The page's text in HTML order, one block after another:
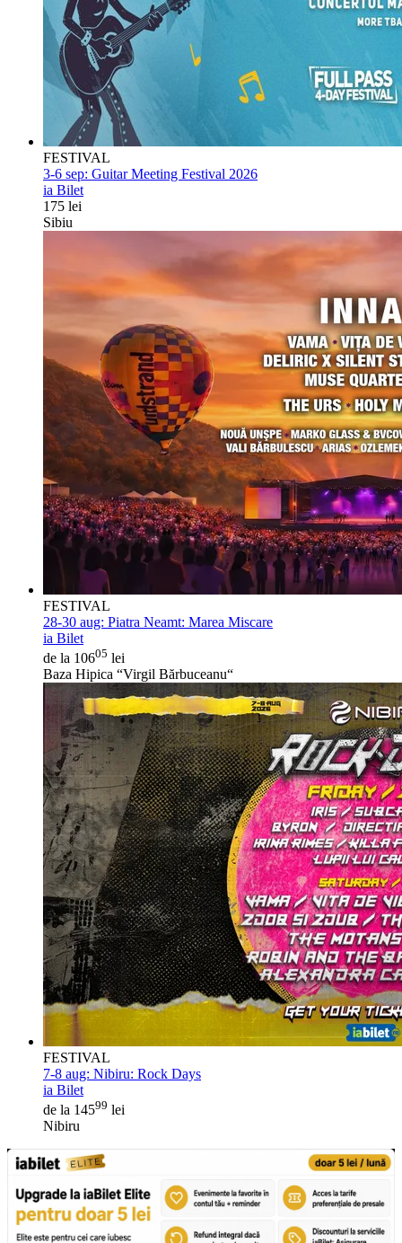
FESTIVAL
3-6 sep: Guitar Meeting Festival 2026
ia Bilet
175 lei
Sibiu
FESTIVAL
28-30 aug: Piatra Neamt: Marea Miscare
ia Bilet
de la 10605 lei
Baza Hipica “Virgil Bărbuceanu“
FESTIVAL
7-8 aug: Nibiru: Rock Days
ia Bilet
de la 14599 lei
Nibiru